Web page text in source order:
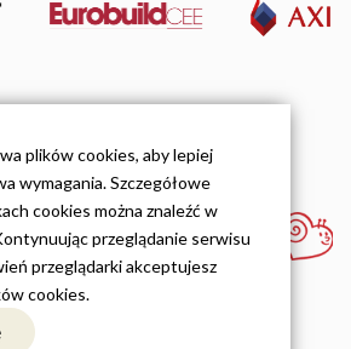
plików cookies, aby lepiej
wymagania. Szczegółowe
cookies można znaleźć w
przeglądanie serwisu
przeglądarki akceptujesz
cookies.